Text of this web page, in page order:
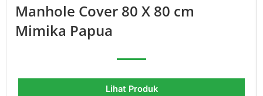
Manhole Cover 80 X 80 cm
Mimika Papua
Lihat Produk